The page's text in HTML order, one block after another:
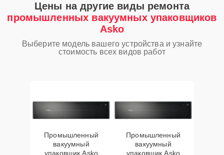
Цены на другие виды ремонта
промышленных вакуумных упаковщиков
Asko
Выберите модель вашего устройства и узнайте
стоимость всех видов работ
Промышленный
вакуумный
упаковщик Asko
Промышленный
вакуумный
упаковщик Asko